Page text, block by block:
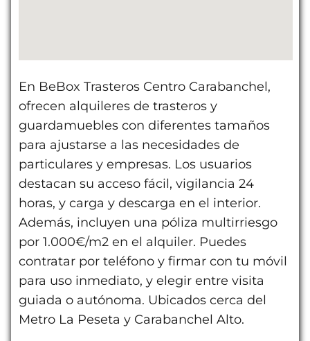
En BeBox Trasteros Centro Carabanchel,
ofrecen alquileres de trasteros y
guardamuebles con diferentes tamaños
para ajustarse a las necesidades de
particulares y empresas. Los usuarios
destacan su acceso fácil, vigilancia 24
horas, y carga y descarga en el interior.
Además, incluyen una póliza multirriesgo
por 1.000€/m2 en el alquiler. Puedes
contratar por teléfono y firmar con tu móvil
para uso inmediato, y elegir entre visita
guiada o autónoma. Ubicados cerca del
Metro La Peseta y Carabanchel Alto.